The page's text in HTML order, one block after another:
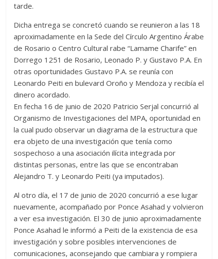
tarde.
Dicha entrega se concretó cuando se reunieron a las 18
aproximadamente en la Sede del Círculo Argentino Árabe
de Rosario o Centro Cultural rabe “Lamame Charife” en
Dorrego 1251 de Rosario, Leonado P. y Gustavo P.A. En
otras oportunidades Gustavo P.A. se reunía con
Leonardo Peiti en bulevard Oroño y Mendoza y recibía el
dinero acordado.
En fecha 16 de junio de 2020 Patricio Serjal concurrió al
Organismo de Investigaciones del MPA, oportunidad en
la cual pudo observar un diagrama de la estructura que
era objeto de una investigación que tenía como
sospechoso a una asociación ilícita integrada por
distintas personas, entre las que se encontraban
Alejandro T. y Leonardo Peiti (ya imputados).
Al otro día, el 17 de junio de 2020 concurrió a ese lugar
nuevamente, acompañado por Ponce Asahad y volvieron
a ver esa investigación. El 30 de junio aproximadamente
Ponce Asahad le informó a Peiti de la existencia de esa
investigación y sobre posibles intervenciones de
comunicaciones, aconsejando que cambiara y rompiera